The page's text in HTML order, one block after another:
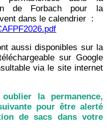
de Forbach pour la
dans le calendrier :
aussi disponibles sur la
sur Google
via le site internet
la permanence,
pour être alerté
de sacs dans votre